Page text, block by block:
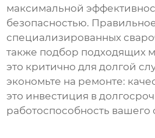
максимальной
безопасностью.
специализированных
также подбор подходящих
это критично для долгой
экономьте на ремонте:
это инвестиция в
работоспособность вашего